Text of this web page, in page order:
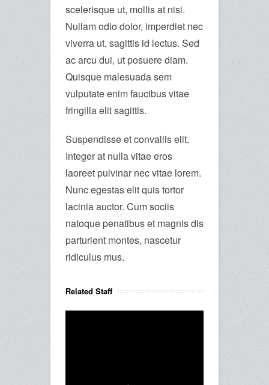
scelerisque ut, mollis at nisi.
Nullam odio dolor, imperdiet nec
viverra ut, sagittis id lectus. Sed
ac arcu dui, ut posuere diam.
Quisque malesuada sem
vulputate enim faucibus vitae
fringilla elit sagittis.
Suspendisse et convallis elit.
Integer at nulla vitae eros
laoreet pulvinar nec vitae lorem.
Nunc egestas elit quis tortor
lacinia auctor. Cum sociis
natoque penatibus et magnis dis
parturient montes, nascetur
ridiculus mus.
Related Staff